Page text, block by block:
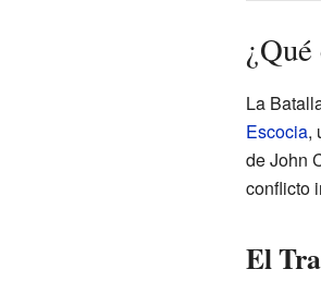
La
Escocia,
de John
conflicto
El